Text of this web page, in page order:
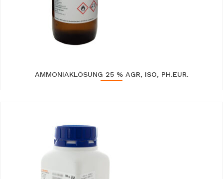
AMMONIAKLÖSUNG 25 % AGR, ISO, PH.EUR.